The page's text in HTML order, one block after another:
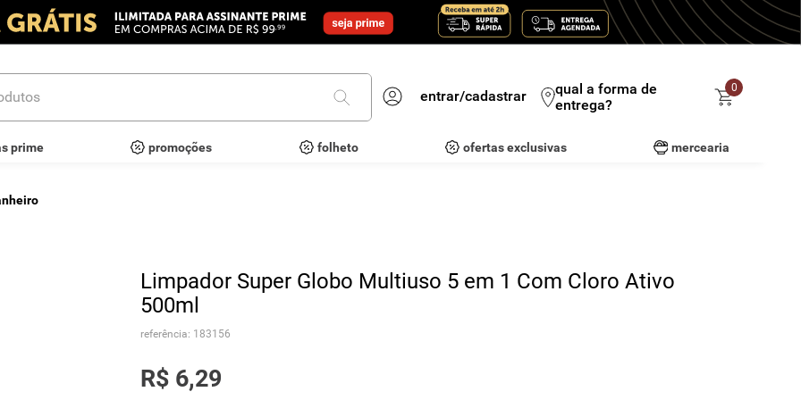
entrar/cadastrar
qual a forma de
entrega?
0
prime promoções folheto ofertas exclusivas mercearia
Limpador Super Globo Multiuso 5 em 1 Com Cloro Ativo
500ml
referência: 183156
R$ 6,29